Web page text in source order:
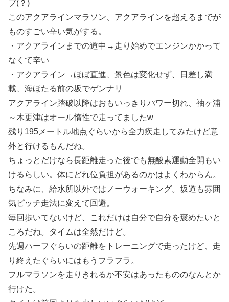
プ(？)
このアクアラインマラソン、アクアラインを超えるまでが
ものすごい辛い気がする。
・アクアラインまでの道中→走り始めでエンジンかかって
なくて辛い
・アクアライン→ほぼ直進、景色は変化せず、日差し満
載、海ほたる前の坂でゲンナリ
アクアライン踏破以降はおもいっきりパワー切れ、袖ヶ浦
～木更津はオール惰性で走ってましたw
残り195メートル地点ぐらいから全力疾走してみたけど意
外と行けるもんだね。
ちょっとだけなら長距離走った後でも無酸素運動全開もい
けるらしい。体にどれ位負担があるのかはよくわからん。
ちなみに、給水所以外ではノーウォーキング。坂道も雰囲
気ピッチ走法に変えて回避。
毎回歩いてないけど、これだけは自分で自分を褒めたいと
ころだね。タイムは全然だけど。
先週ハーフぐらいの距離をトレーニングで走ったけど、走
り終えたぐらいにはもうフラフラ。
フルマラソンを走りきれるか不安はあったもののなんとか
行けた。